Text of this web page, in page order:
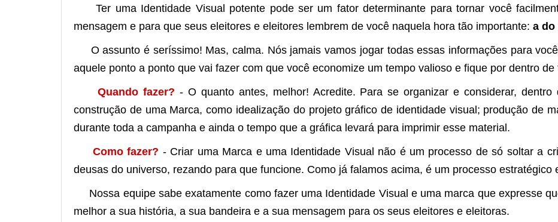
Ter uma Identidade Visual potente pode ser um fator determinante para tornar você
mensagem e para que seus eleitores e eleitores lembrem de você naquela hora tão importante: a do
O assunto é seríssimo! Mas, calma. Nós jamais vamos jogar todas essas informações para
aquele ponto a ponto que vai fazer com que você economize um tempo valioso e fique por dentro
Quando fazer? - O quanto antes, melhor! Acredite. Para se organizar e considerar,
construção de uma Marca, como idealização do projeto gráfico de identidade visual; produção de
durante toda a campanha e ainda o tempo que a gráfica levará para imprimir esse material.
Como fazer? - Criar uma Marca e uma Identidade Visual não é um processo de só soltar a
deusas do universo, rezando para que funcione. Como já falamos acima, é um processo estratégico
Nossa equipe sabe exatamente como fazer uma Identidade Visual e uma marca que expresse
melhor a sua história, a sua bandeira e a sua mensagem para os seus eleitores e eleitoras.